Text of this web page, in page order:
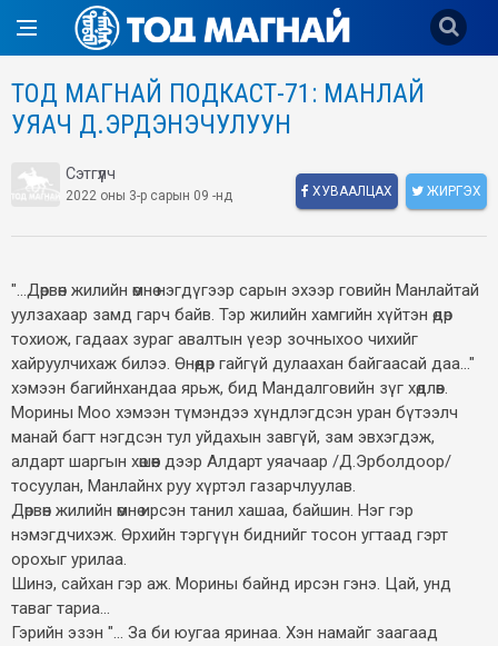
ТОД МАГНАЙ ПОДКАСТ-71: МАНЛАЙ
УЯАЧ Д.ЭРДЭНЭЧУЛУУН
Сэтгүүлч
2022 оны 3-р сарын 09 -нд ХУВААЛЦАХ ЖИРГЭХ
"...Дөрвөн жилийн өмнө нэгдүгээр сарын эхээр говийн Манлайтай
уулзахаар замд гарч байв. Тэр жилийн хамгийн хүйтэн өдөр
тохиож, гадаах зураг авалтын үеэр зочныхоо чихийг
хайруулчихаж билээ. Өнөөдөр гайгүй дулаахан байгаасай даа..."
хэмээн багийнхандаа ярьж, бид Мандалговийн зүг хөдлөв.
Морины Моо хэмээн түмэндээ хүндлэгдсэн уран бүтээлч
манай багт нэгдсэн тул уйдахын завгүй, зам эвхэгдэж,
алдарт шаргын хөшөөн дээр Алдарт уяачаар /Д.Эрболдоор/
тосуулан, Манлайнх руу хүртэл газарчлуулав.
Дөрвөн жилийн өмнө ирсэн танил хашаа, байшин. Нэг гэр
нэмэгдчихэж. Өрхийн тэргүүн биднийг тосон угтаад гэрт
орохыг урилаа.
Шинэ, сайхан гэр аж. Морины байнд ирсэн гэнэ. Цай, унд
таваг тариа...
Гэрийн эзэн "... За би юугаа яринаа. Хэн намайг заагаад